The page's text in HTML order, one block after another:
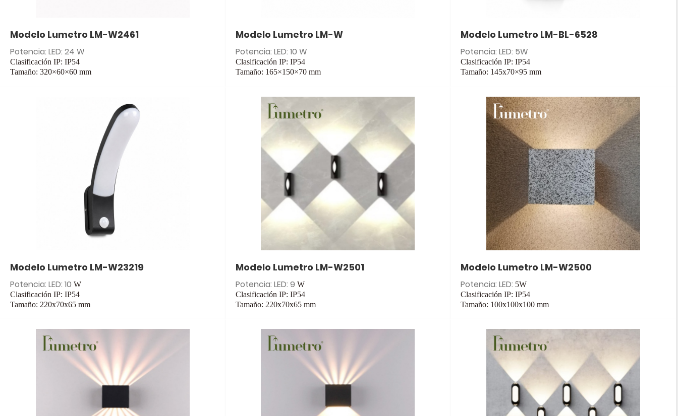
Modelo Lumetro LM-W2461
Potencia: LED: 24 W
Clasificación IP: IP54
Tamaño: 320×60×60 mm
Modelo Lumetro LM-W
Potencia: LED: 10 W
Clasificación IP: IP54
Tamaño: 165×150×70 mm
Modelo Lumetro LM-BL-6528
Potencia: LED: 5W
Clasificación IP: IP54
Tamaño: 145x70×95 mm
Modelo Lumetro LM-W23219
Potencia: LED: 10 W
Clasificación IP: IP54
Tamaño: 220x70x65 mm
Modelo Lumetro LM-W2501
Potencia: LED: 9 W
Clasificación IP: IP54
Tamaño: 220x70x65 mm
Modelo Lumetro LM-W2500
Potencia: LED: 5W
Clasificación IP: IP54
Tamaño: 100x100x100 mm